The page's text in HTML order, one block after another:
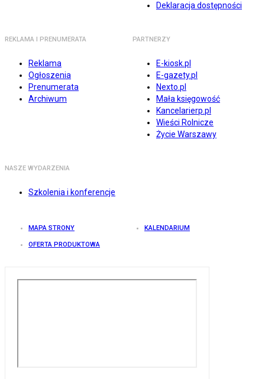
Deklaracja dostępności
REKLAMA I PRENUMERATA
Reklama
Ogłoszenia
Prenumerata
Archiwum
PARTNERZY
E-kiosk.pl
E-gazety.pl
Nexto.pl
Mała księgowość
Kancelarierp.pl
Wieści Rolnicze
Życie Warszawy
NASZE WYDARZENIA
Szkolenia i konferencje
MAPA STRONY KALENDARIUM
OFERTA PRODUKTOWA